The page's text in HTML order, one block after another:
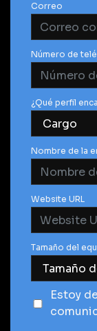
Correo
Número de
¿Qué perfil
Nombre de la
Website URL
Tamaño del
Estoy